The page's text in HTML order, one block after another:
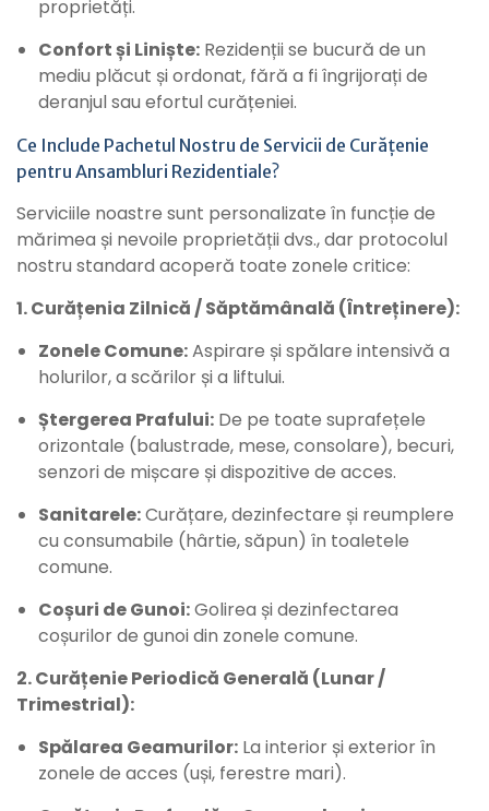
proprietăți.
Confort și Liniște: Rezidenții se bucură de un
mediu plăcut și ordonat, fără a fi îngrijorați de
deranjul sau efortul curățeniei.
Ce Include Pachetul Nostru de Servicii de Curățenie
pentru Ansambluri Rezidentiale?
Serviciile noastre sunt personalizate în funcție de
mărimea și nevoile proprietății dvs., dar protocolul
nostru standard acoperă toate zonele critice:
1. Curățenia Zilnică / Săptămânală (Întreținere):
Zonele Comune:Aspirare și spălare intensivă a
holurilor, a scărilor și a liftului.
Ștergerea Prafului: De pe toate suprafețele
orizontale (balustrade, mese, consolare), becuri,
senzori de mișcare și dispozitive de acces.
Sanitarele:Curățare, dezinfectare și reumplere
cu consumabile (hârtie, săpun) în toaletele
comune.
Coșuri de Gunoi:Golirea și dezinfectarea
coșurilor de gunoi din zonele comune.
2. Curățenie Periodică Generală (Lunar /
Trimestrial):
Spălarea Geamurilor: La interior și exterior în
zonele de acces (uși, ferestre mari).